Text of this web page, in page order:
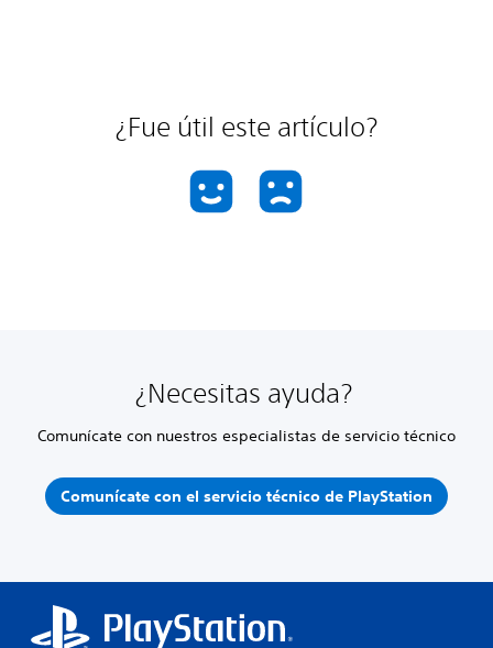
¿Fue útil este artículo?
¿Necesitas ayuda?
Comunícate con nuestros especialistas de servicio técnico
Comunícate con el servicio técnico de PlayStation